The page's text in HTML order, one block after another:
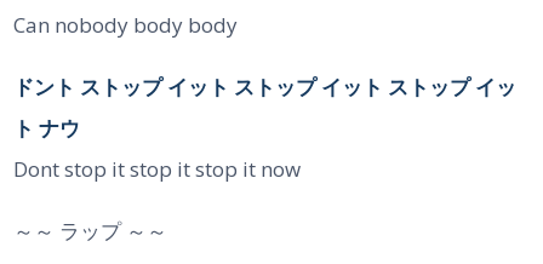
Can nobody body body
ドント ストップ イット ストップ イット ストップ イッ
ト ナウ
Dont stop it stop it stop it now
～～ ラップ ～～